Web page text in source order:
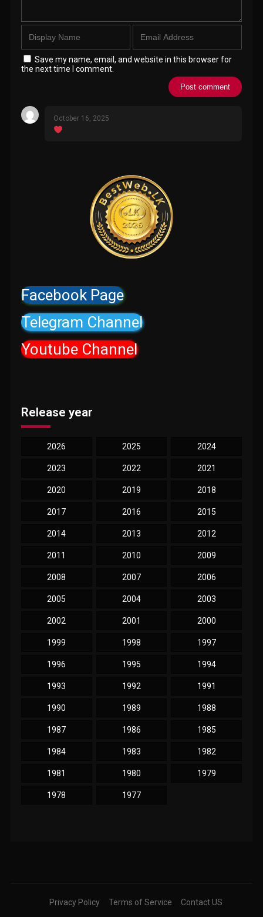
Save my name, email, and website in this browser for
the next time I comment.
October 16, 2025
Facebook Page
Telegram Channel
Youtube Channel
Release year
2026 2025 2024
2023 2022 2021
2020 2019 2018
2017 2016 2015
2014 2013 2012
2011 2010 2009
2008 2007 2006
2005 2004 2003
2002 2001 2000
1999 1998 1997
1996 1995 1994
1993 1992 1991
1990 1989 1988
1987 1986 1985
1984 1983 1982
1981 1980 1979
1978 1977
Privacy Policy Terms of Service Contact US